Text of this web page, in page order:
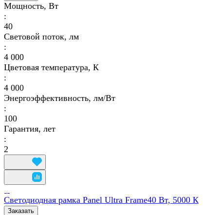
Мощность, Вт
:
40
Световой поток, лм
:
4 000
Цветовая температура, К
:
4 000
Энергоэффективность, лм/Вт
:
100
Гарантия, лет
:
2
Светодиодная рамка Panel Ultra Frame40 Вт, 5000 К
Заказать